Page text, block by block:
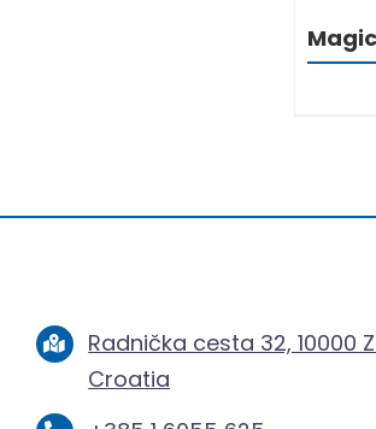
Radnička cesta 32, 10000
Croatia